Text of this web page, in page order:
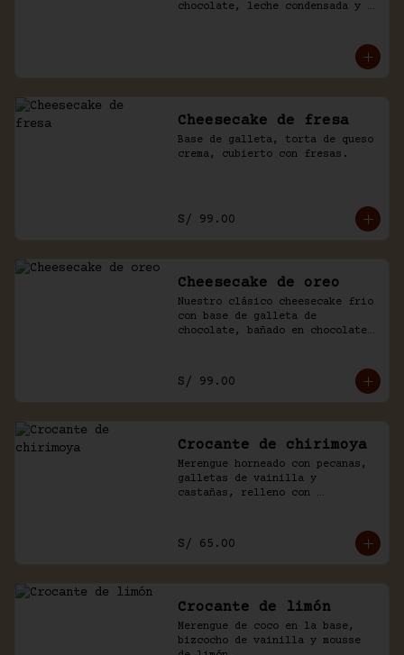
chocolate, leche condensada y
Cheesecake de fresa
Base de galleta, torta de queso
crema, cubierto con fresas.
S/ 99.00
Cheesecake de oreo
Nuestro clásico cheesecake frio
con base de galleta de
chocolate, bañado en chocolate
S/ 99.00
Crocante de chirimoya
Merengue horneado con pecanas,
galletas de vainilla y
castañas, relleno con
S/ 65.00
Crocante de limón
Merengue de coco en la base,
bizcocho de vainilla y mousse